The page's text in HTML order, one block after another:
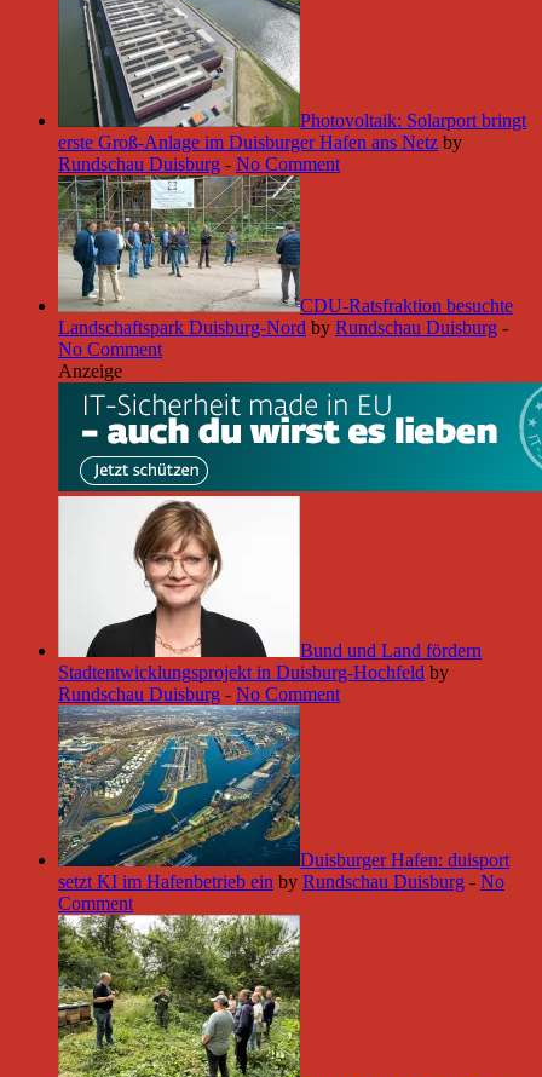
Photovoltaik: Solarport bringt
erste Groß-Anlage im Duisburger Hafen ans Netz by
Rundschau Duisburg - No Comment
CDU-Ratsfraktion besuchte
Landschaftspark Duisburg-Nord by Rundschau Duisburg -
No Comment
Anzeige
Bund und Land fördern
Stadtentwicklungsprojekt in Duisburg-Hochfeld by
Rundschau Duisburg - No Comment
Duisburger Hafen: duisport
setzt KI im Hafenbetrieb ein by Rundschau Duisburg - No
Comment